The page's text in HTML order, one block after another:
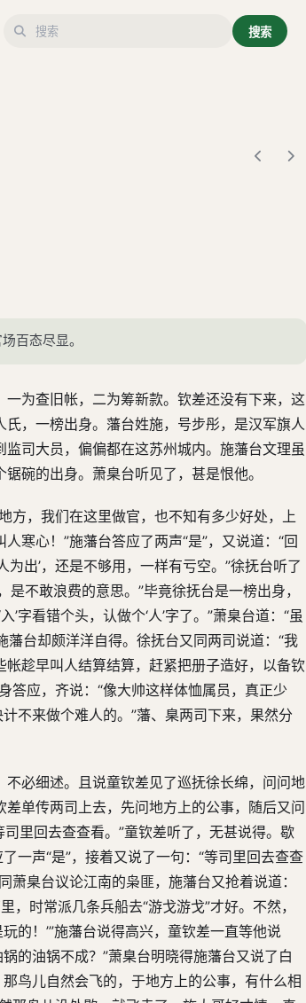
搜索
百态尽显。
为查旧帐，二为筹新款。钦差还没有下来，这
，一榜出身。藩台姓施，号步彤，是汉军旗人
司大员，偏偏都在这苏州城内。施藩台文理虽
碗的出身。萧臬台听见了，甚是恨他。
方，我们在这里做官，也不知有多少好处，上
寒心！”施藩台答应了两声“是”，又说道：“回
出’，还是不够用，一样有亏空。”徐抚台听了
是不敢浪费的意思。”毕竟徐抚台是一榜出身，
字看错个头，认做个‘人’字了。”萧臬台道：“虽
藩台却颇洋洋自得。徐抚台又同两司说道：“我
趁早叫人结算结算，赶紧把册子造好，以备钦
答应，齐说：“像大帅这样体恤属员，真正少
不来做个难人的。”藩、臬两司下来，果然分
必细述。且说童钦差见了巡抚徐长绵，问问地
单传两司上去，先问地方上的公事，随后又问
里回去查查看。”童钦差听了，无甚说得。歇
一声“是”，接着又说了一句：“等司里回去查查
臬台议论江南的枭匪，施藩台又抢着说道：
时常派几条兵船去“游戈游戈”才好。不然，
的！’”施藩台说得高兴，童钦差一直等他说
的油锅不成？”萧臬台明晓得施藩台又说了白
鸟儿自然会飞的，于地方上的公事，有什么相